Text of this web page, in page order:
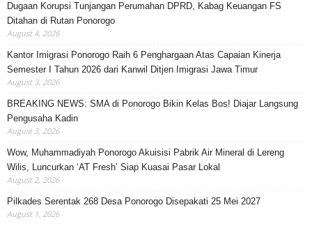
Dugaan Korupsi Tunjangan Perumahan DPRD, Kabag Keuangan FS
Ditahan di Rutan Ponorogo
August 4, 2026
Kantor Imigrasi Ponorogo Raih 6 Penghargaan Atas Capaian Kinerja
Semester I Tahun 2026 dari Kanwil Ditjen Imigrasi Jawa Timur
August 3, 2026
BREAKING NEWS: SMA di Ponorogo Bikin Kelas Bos! Diajar Langsung
Pengusaha Kadin
August 3, 2026
Wow, Muhammadiyah Ponorogo Akuisisi Pabrik Air Mineral di Lereng
Wilis, Luncurkan ‘AT Fresh’ Siap Kuasai Pasar Lokal
August 2, 2026
Pilkades Serentak 268 Desa Ponorogo Disepakati 25 Mei 2027
August 1, 2026